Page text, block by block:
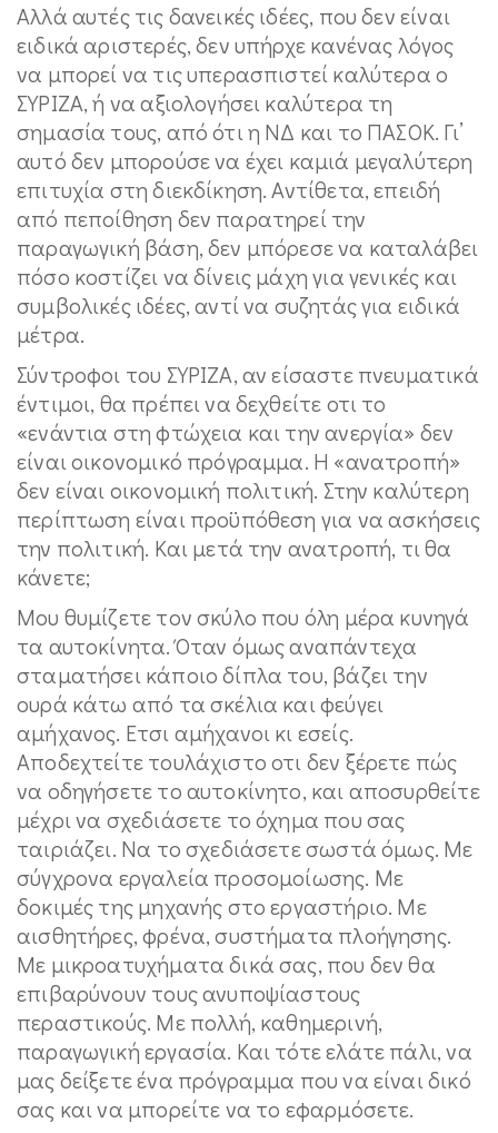
Αλλά αυτές τις δανεικές ιδέες, που δεν είναι
ειδικά αριστερές, δεν υπήρχε κανένας λόγος
να μπορεί να τις υπερασπιστεί καλύτερα ο
ΣΥΡΙΖΑ, ή να αξιολογήσει καλύτερα τη
σημασία τους, από ότι η ΝΔ και το ΠΑΣΟΚ. Γι’
αυτό δεν μπορούσε να έχει καμιά μεγαλύτερη
επιτυχία στη διεκδίκηση. Αντίθετα, επειδή
από πεποίθηση δεν παρατηρεί την
παραγωγική βάση, δεν μπόρεσε να καταλάβει
πόσο κοστίζει να δίνεις μάχη για γενικές και
συμβολικές ιδέες, αντί να συζητάς για ειδικά
μέτρα.
Σύντροφοι του ΣΥΡΙΖΑ, αν είσαστε πνευματικά
έντιμοι, θα πρέπει να δεχθείτε οτι το
«ενάντια στη φτώχεια και την ανεργία» δεν
είναι οικονομικό πρόγραμμα. Η «ανατροπή»
δεν είναι οικονομική πολιτική. Στην καλύτερη
περίπτωση είναι προϋπόθεση για να ασκήσεις
την πολιτική. Και μετά την ανατροπή, τι θα
κάνετε;
Μου θυμίζετε τον σκύλο που όλη μέρα κυνηγά
τα αυτοκίνητα. Όταν όμως αναπάντεχα
σταματήσει κάποιο δίπλα του, βάζει την
ουρά κάτω από τα σκέλια και φεύγει
αμήχανος. Ετσι αμήχανοι κι εσείς.
Αποδεχτείτε τουλάχιστο οτι δεν ξέρετε πώς
να οδηγήσετε το αυτοκίνητο, και αποσυρθείτε
μέχρι να σχεδιάσετε το όχημα που σας
ταιριάζει. Να το σχεδιάσετε σωστά όμως. Με
σύγχρονα εργαλεία προσομοίωσης. Με
δοκιμές της μηχανής στο εργαστήριο. Με
αισθητήρες, φρένα, συστήματα πλοήγησης.
Με μικροατυχήματα δικά σας, που δεν θα
επιβαρύνουν τους ανυποψίαστους
περαστικούς. Με πολλή, καθημερινή,
παραγωγική εργασία. Και τότε ελάτε πάλι, να
μας δείξετε ένα πρόγραμμα που να είναι δικό
σας και να μπορείτε να το εφαρμόσετε.